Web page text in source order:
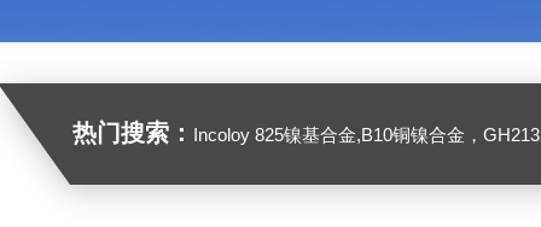
热门搜索： Incoloy 825镍基合金,B10铜镍合金，GH2132高温合金，C276